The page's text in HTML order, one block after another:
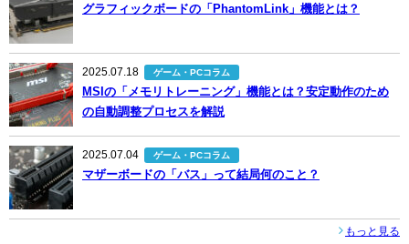
グラフィックボードの「PhantomLink」機能とは？
2025.07.18 ゲーム・PCコラム
MSIの「メモリトレーニング」機能とは？安定動作のため
の自動調整プロセスを解説
2025.07.04 ゲーム・PCコラム
マザーボードの「バス」って結局何のこと？
もっと見る